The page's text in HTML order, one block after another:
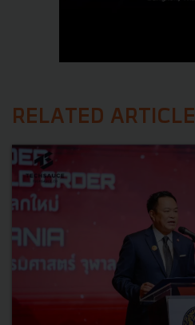
RELATED ARTICLE